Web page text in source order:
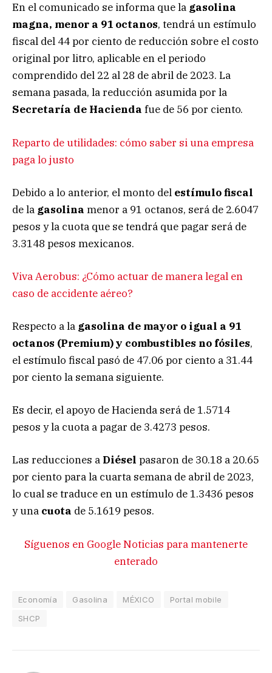
En el comunicado se informa que la gasolina
magna, menor a 91 octanos, tendrá un estímulo
fiscal del 44 por ciento de reducción sobre el costo
original por litro, aplicable en el periodo
comprendido del 22 al 28 de abril de 2023. La
semana pasada, la reducción asumida por la
Secretaría de Hacienda fue de 56 por ciento.
Reparto de utilidades: cómo saber si una empresa
paga lo justo
Debido a lo anterior, el monto del estímulo fiscal
de la gasolina menor a 91 octanos, será de 2.6047
pesos y la cuota que se tendrá que pagar será de
3.3148 pesos mexicanos.
Viva Aerobus: ¿Cómo actuar de manera legal en
caso de accidente aéreo?
Respecto a la gasolina de mayor o igual a 91
octanos (Premium) y combustibles no fósiles,
el estímulo fiscal pasó de 47.06 por ciento a 31.44
por ciento la semana siguiente.
Es decir, el apoyo de Hacienda será de 1.5714
pesos y la cuota a pagar de 3.4273 pesos.
Las reducciones a Diésel pasaron de 30.18 a 20.65
por ciento para la cuarta semana de abril de 2023,
lo cual se traduce en un estímulo de 1.3436 pesos
y una cuota de 5.1619 pesos.
Síguenos en Google Noticias para mantenerte
enterado
Economía Gasolina MÉXICO
Portal mobile
SHCP